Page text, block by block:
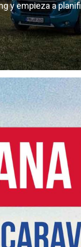
y empieza a